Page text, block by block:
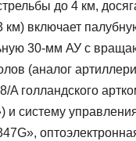
до 4 км,
км) включает
30-мм АУ с
(аналог
A голландского
и систему